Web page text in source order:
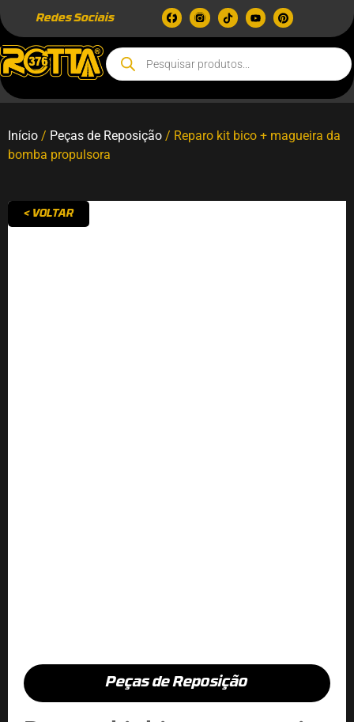
Redes Sociais
Início / Peças de Reposição / Reparo kit bico + magueira da
bomba propulsora
< VOLTAR
Peças de Reposição